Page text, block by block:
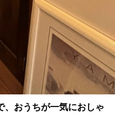
、おうちが一気におしゃ